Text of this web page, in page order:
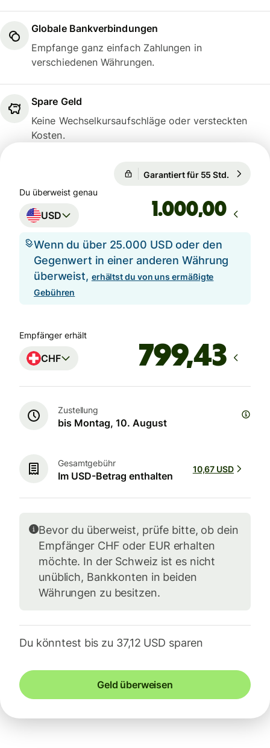
Globale Bankverbindungen
Empfange ganz einfach Zahlungen in
verschiedenen Währungen.
Spare Geld
Keine Wechselkursaufschläge oder versteckten
Kosten.
Garantiert für 55 Std.
Du überweist genau
USD ,00
Wenn du über 25.000 USD oder den
Gegenwert in einer anderen Währung
überweist, erhältst du von uns ermäßigte
Gebühren
Empfänger erhält
CHF
Zustellung
bis Montag, 10. August
Gesamtgebühr
Im USD-Betrag enthalten
10,67 USD
Bevor du überweist, prüfe bitte, ob dein
Empfänger CHF oder EUR erhalten
möchte. In der Schweiz ist es nicht
unüblich, Bankkonten in beiden
Währungen zu besitzen.
Du könntest bis zu 37,12 USD sparen
Geld überweisen